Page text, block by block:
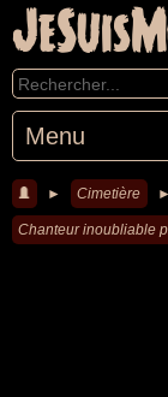
Menu
► Cimetière ►
Chanteur inoubliable